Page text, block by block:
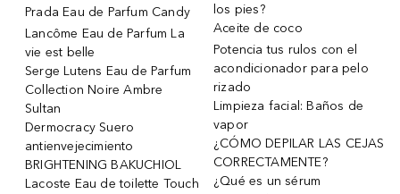
Prada Eau de Parfum Candy
Lancôme Eau de Parfum La
vie est belle
Serge Lutens Eau de Parfum
Collection Noire Ambre
Sultan
Dermocracy Suero
antienvejecimiento
BRIGHTENING BAKUCHIOL
Lacoste Eau de toilette Touch
los pies?
Aceite de coco
Potencia tus rulos con el
acondicionador para pelo
rizado
Limpieza facial: Baños de
vapor
¿CÓMO DEPILAR LAS CEJAS
CORRECTAMENTE?
¿Qué es un sérum